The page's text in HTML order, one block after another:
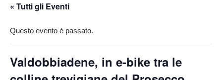
« Tutti gli Eventi
Questo evento è passato.
Valdobbiadene, in e-bike tra le